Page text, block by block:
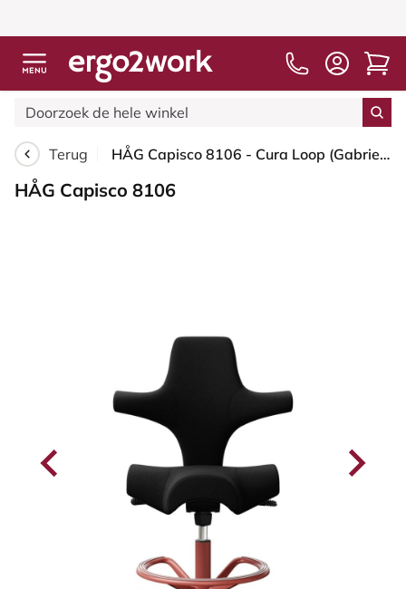
Terug HÅG Capisco 8106 - Cura Loop (Gabriel) - Gerecycled Polyester - CLP60999 Black - Framekleur - Blush Rose - Gasveer - 200 mm (Zithoogte 46-64cm) - Vloercontact - Zachte wielen t.b.v. harde vloeren - Voetenring - Ja, in framekleur - Voetster - Nee, voets...
HÅG Capisco 8106